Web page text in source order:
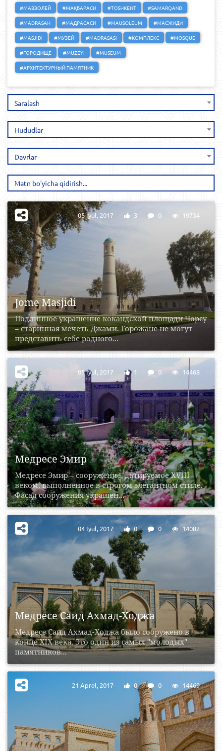
#МАВЗОЛЕЙ
#МАҚБАРАСИ #TOSHKENT
#SAMARQAND
#MADRASAH
#МАДРАСАСИ #MAUSOLEUM
#МАСЖИДИ
#MASJIDI
#МУЗЕЙ #MADRASASI #КОМПЛЕКС
#MOSQUE
#ГОРОДИЩЕ
#MUZEYI
#MUSEUM
#АРХИТЕКТУРНЫЙ ПАМЯТНИК
Saralash
Hududlar
Davrlar
Jome Masjidi
Подлинное украшение кокандской площади Чорсу
– старинная мечеть Джами. Горожане не могут
представить себе родного...
05 Iyul, 2017 3 0 19734
Медресе Эмир
Медресе Эмир – сооружение, датируемое XVIII
веком, выполненное в строгом элегантном стиле.
Фасад сооружения украшен...
05 Iyul, 2017 1 0 14468
Медресе Саид Ахмад-Ходжа
Медресе Саид Ахмад-Ходжа было сооружено в
конце XIX века. Это один из самых "молодых"
памятников...
04 Iyul, 2017 0 0 14082
21 Aprel, 2017 0 0 14469